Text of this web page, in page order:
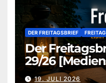
DER FREITAGSBRIEF
Der
29/26
aufklaerung-
19. JULI 2026